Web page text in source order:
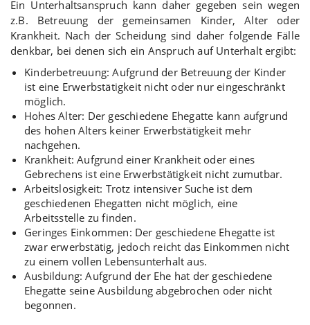
Ein Unterhaltsanspruch kann daher gegeben sein wegen
z.B. Betreuung der gemeinsamen Kinder, Alter oder
Krankheit. Nach der Scheidung sind daher folgende Fälle
denkbar, bei denen sich ein Anspruch auf Unterhalt ergibt:
Kinderbetreuung: Aufgrund der Betreuung der Kinder
ist eine Erwerbstätigkeit nicht oder nur eingeschränkt
möglich.
Hohes Alter: Der geschiedene Ehegatte kann aufgrund
des hohen Alters keiner Erwerbstätigkeit mehr
nachgehen.
Krankheit: Aufgrund einer Krankheit oder eines
Gebrechens ist eine Erwerbstätigkeit nicht zumutbar.
Arbeitslosigkeit: Trotz intensiver Suche ist dem
geschiedenen Ehegatten nicht möglich, eine
Arbeitsstelle zu finden.
Geringes Einkommen: Der geschiedene Ehegatte ist
zwar erwerbstätig, jedoch reicht das Einkommen nicht
zu einem vollen Lebensunterhalt aus.
Ausbildung: Aufgrund der Ehe hat der geschiedene
Ehegatte seine Ausbildung abgebrochen oder nicht
begonnen.